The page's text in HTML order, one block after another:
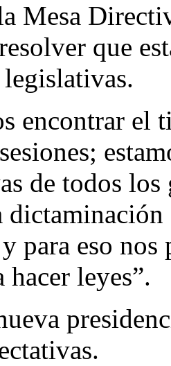
Mesa
que
legislativas.
encontrar el
de todos los
para eso
leyes”.